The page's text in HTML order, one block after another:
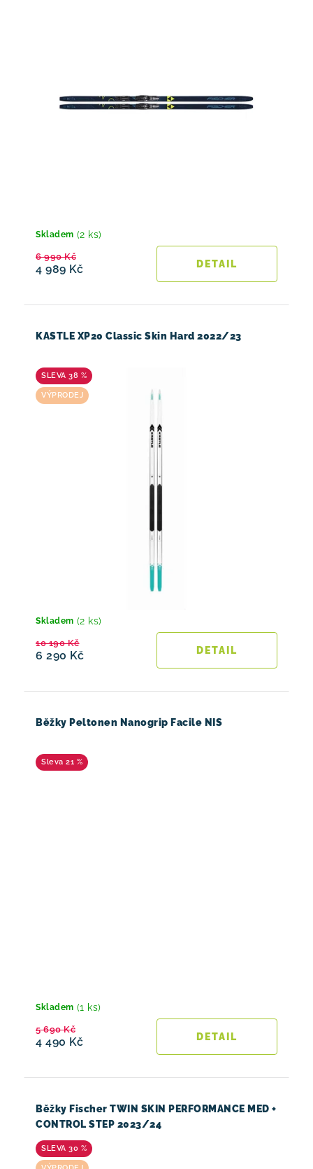
Skladem (2 ks)
4 989 Kč
6 990 Kč
KASTLE XP20 Classic Skin Hard 2022/23
38 %
VÝPRODEJ
Skladem (2 ks)
6 290 Kč
10 190 Kč
Běžky Peltonen Nanogrip Facile NIS
21 %
Skladem (1 ks)
4 490 Kč
5 690 Kč
Běžky Fischer TWIN SKIN PERFORMANCE MED +
CONTROL STEP 2023/24
30 %